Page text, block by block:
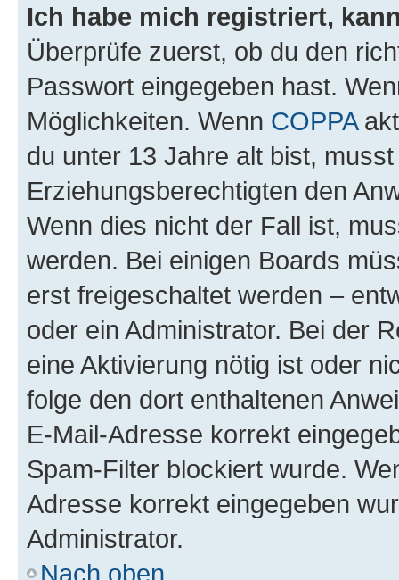
Ich habe mich registriert,
Überprüfe zuerst, ob du den
Passwort eingegeben hast.
Möglichkeiten. Wenn COPPA
du unter 13 Jahre alt bist,
Erziehungsberechtigten den
Wenn dies nicht der Fall ist,
werden. Bei einigen Boards
erst freigeschaltet werden –
oder ein Administrator. Bei der
eine Aktivierung nötig ist oder
folge den dort enthaltenen
E-Mail-Adresse korrekt
Spam-Filter blockiert wurde.
Adresse korrekt eingegeben
Administrator.
Nach oben